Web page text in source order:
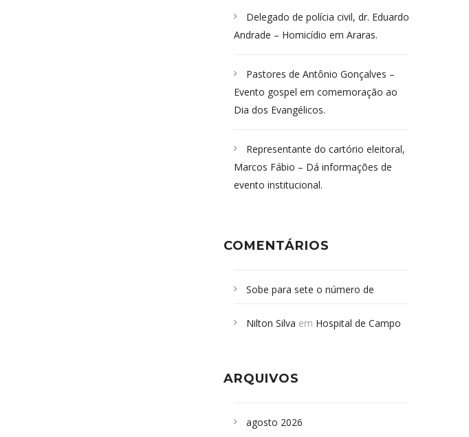
Delegado de polícia civil, dr. Eduardo
Andrade – Homicídio em Araras.
Pastores de Antônio Gonçalves –
Evento gospel em comemoração ao
Dia dos Evangélicos.
Representante do cartório eleitoral,
Marcos Fábio – Dá informações de
evento institucional.
COMENTÁRIOS
Sobe para sete o número de
desabamento em São Paulo - Revista
sepultados em SP
Nilton Silva em Hospital de Campo
ARQUIVOS
agosto 2026